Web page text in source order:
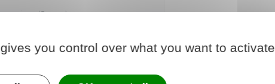
musique (Sacem)
you control over what you want to activate